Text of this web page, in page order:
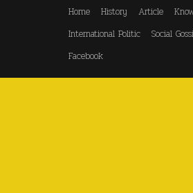
Home
History Article
International Politic
Social
Facebook